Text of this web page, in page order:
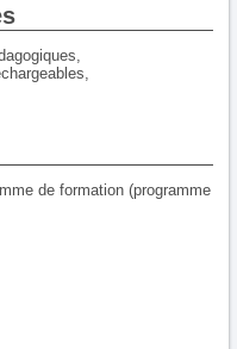
de formation (programme